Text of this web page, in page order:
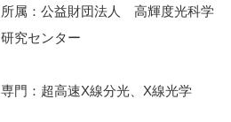
所属：公益財団法人 高輝度光科学
研究センター
専門：超高速X線分光、X線光学